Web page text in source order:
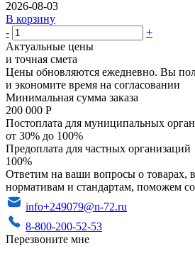
2026-08-03
В корзину
-
+
Актуальные цены
и точная смета
Цены обновляются ежедневно. Вы
и экономите время на согласовании
Минимальная сумма заказа
200 000 Р
Постоплата для муниципальных
от 30% до 100%
Предоплата для частных организаций
100%
Ответим на ваши вопросы о товарах,
нормативам и стандартам, поможем
info+249079@n-72.ru
8-800-200-52-53
Перезвоните мне